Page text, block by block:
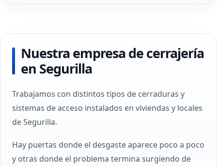
Nuestra empresa de cerrajería
en Segurilla
Trabajamos con distintos tipos de cerraduras y
sistemas de acceso instalados en viviendas y locales
de Segurilla.
Hay puertas donde el desgaste aparece poco a poco
y otras donde el problema termina surgiendo de